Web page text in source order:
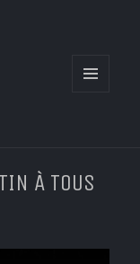
À TOUS